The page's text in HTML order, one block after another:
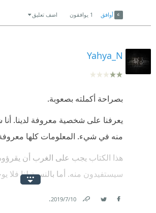
أوافق 1 يوافقون اضف تعليق
Yahya_N
بصراحة أكملته بصعوبة.
يعرفنا على شخصية معروفة لدينا.
منه في شيء. المعلومات كلها
هذا الكتاب يجب على الغرب أن
سيستفيدون منه. أما بالنسبة لنا فلا
10‏/7‏/2019
.